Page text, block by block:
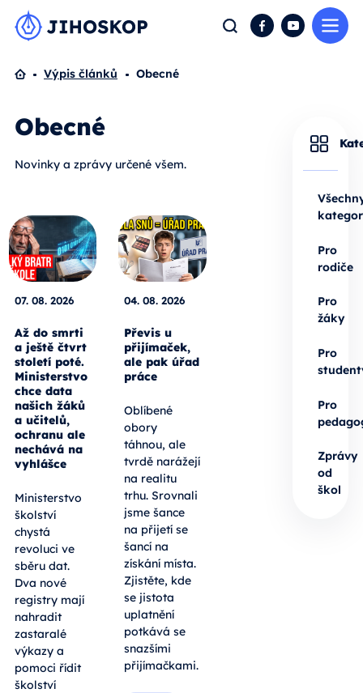
Hledat FacebookYouTube
Domů
Výpis článků Obecné
Obecné
Novinky a zprávy určené všem.
07. 08. 2026
Až do smrti
a ještě čtvrt
století poté.
Ministerstvo
chce data
našich žáků
a učitelů,
ochranu ale
nechává na
vyhlášce
Ministerstvo
školství
chystá
revoluci ve
sběru dat.
Dva nové
registry mají
nahradit
zastaralé
výkazy a
pomoci řídit
školství
04. 08. 2026
Převis u
přijímaček,
ale pak úřad
práce
Oblíbené
obory
táhnou, ale
tvrdě narážejí
na realitu
trhu. Srovnali
jsme šance
na přijetí se
šancí na
získání místa.
Zjistěte, kde
se jistota
uplatnění
potkává se
snazšími
přijímačkami.
Pro
rodiče
Pro
žáky
Pro
Pro
Zprávy
od
škol